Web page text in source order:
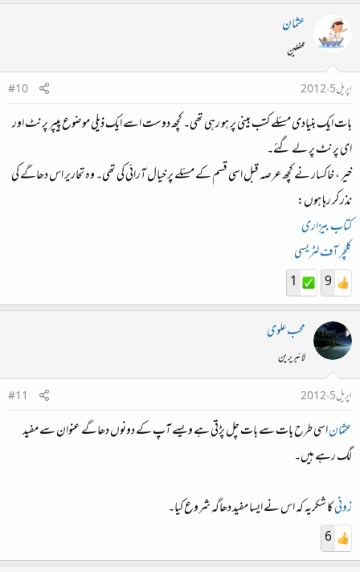
عثمان
محفلین
اپریل 5، 2012
#10
بات ایک بنیادی مسئلے کتب بینی پر ہو رہی تھی۔ کچھ دوست اسے ایک ذیلی موضوع پیپر پرنٹ اور
ای پرنٹ پر لے گئے۔
خیر ، خاکسار نے کچھ عرصہ قبل اسی قسم کے مسئلے پر خیال آرائی کی تھی۔ وہ تحاریر اس دھاگے کی
نذر کر رہا ہوں:
کتاب بیزاری
کلچر آف لٹریسی
9
1
محب علوی
لائبریرین
اپریل 5، 2012
#11
عثماناسی طرح بات سے بات چل پڑتی ہے ویسے آپ کے دونوں دھاگے عنوان سے مفید
لگ رہے ہیں۔
زونیکا شکریہ کہ اس نے ایسا مفید دھاگہ شروع کیا۔
6